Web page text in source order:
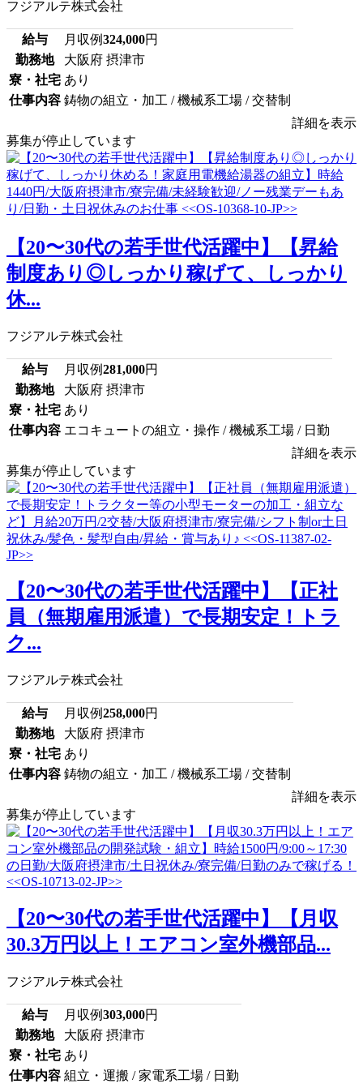
フジアルテ株式会社
給与 月収例324,000円
勤務地
大阪府 摂津市
寮・社宅 あり
仕事内容 鋳物の組立・加工 / 機械系工場 / 交替制
詳細を表示
募集が停止しています
【20〜30代の若手世代活躍中】【昇給
制度あり◎しっかり稼げて、しっかり
休...
フジアルテ株式会社
給与 月収例281,000円
勤務地
大阪府 摂津市
寮・社宅 あり
仕事内容 エコキュートの組立・操作 / 機械系工場 / 日勤
詳細を表示
募集が停止しています
【20〜30代の若手世代活躍中】【正社
員（無期雇用派遣）で長期安定！トラ
ク...
フジアルテ株式会社
給与 月収例258,000円
勤務地
大阪府 摂津市
寮・社宅 あり
仕事内容 鋳物の組立・加工 / 機械系工場 / 交替制
詳細を表示
募集が停止しています
【20〜30代の若手世代活躍中】【月収
30.3万円以上！エアコン室外機部品...
フジアルテ株式会社
給与 月収例303,000円
勤務地
大阪府 摂津市
寮・社宅 あり
仕事内容 組立・運搬 / 家電系工場 / 日勤